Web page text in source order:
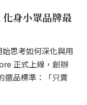
身小眾品牌最
思考如何深化與用
正式上線，創辦
選品標準：「只賣